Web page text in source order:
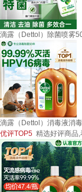
滴露（Dettol）除菌喷雾
滴露（Dettol）消毒液消
优评TOP5 精选好评商品